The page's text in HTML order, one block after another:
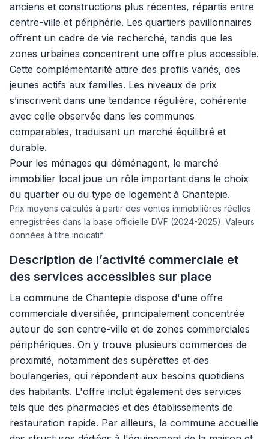
anciens et constructions plus récentes, répartis entre
centre-ville et périphérie. Les quartiers pavillonnaires
offrent un cadre de vie recherché, tandis que les
zones urbaines concentrent une offre plus accessible.
Cette complémentarité attire des profils variés, des
jeunes actifs aux familles. Les niveaux de prix
s’inscrivent dans une tendance régulière, cohérente
avec celle observée dans les communes
comparables, traduisant un marché équilibré et
durable.
Pour les ménages qui déménagent, le marché
immobilier local joue un rôle important dans le choix
du quartier ou du type de logement à Chantepie.
Prix moyens calculés à partir des ventes immobilières réelles
enregistrées dans la base officielle DVF (2024-2025). Valeurs
données à titre indicatif.
Description de l’activité commerciale et
des services accessibles sur place
La commune de Chantepie dispose d'une offre
commerciale diversifiée, principalement concentrée
autour de son centre-ville et de zones commerciales
périphériques. On y trouve plusieurs commerces de
proximité, notamment des supérettes et des
boulangeries, qui répondent aux besoins quotidiens
des habitants. L'offre inclut également des services
tels que des pharmacies et des établissements de
restauration rapide. Par ailleurs, la commune accueille